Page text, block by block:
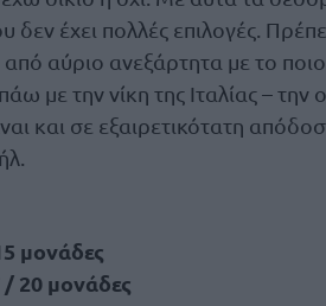
έχει πολλές επιλογές.
αύριο ανεξάρτητα με το
με την νίκη της Ιταλίας – την
και σε εξαιρετικότατη
μονάδες
20 μονάδες